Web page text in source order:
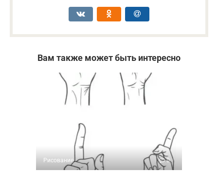
Вам также может быть интересно
Рисование 0